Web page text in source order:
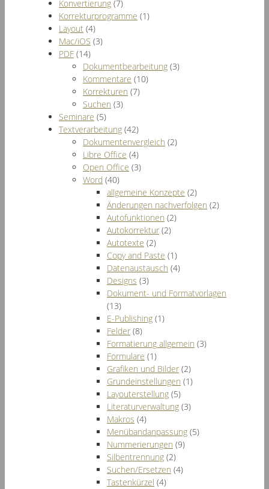
Konvertierung (7)
Korrekturprogramme (1)
Layout (4)
Mac/iOS (3)
PDF (14)
Dokumentbearbeitung (3)
Kommentare (10)
Korrekturen (7)
Suchen (3)
Seminare (5)
Textverarbeitung (42)
Dokumentenvergleich (2)
Libre Office (4)
Open Office (3)
Word (40)
allgemeine Konzepte (2)
Änderungen nachverfolgen (2)
Autofunktionen (2)
Autokorrektur (2)
Autotexte (2)
Copy and Paste (1)
Datenaustausch (4)
Designs (3)
Dokument- und Formatvorlagen
(13)
E-Publishing (1)
Felder (8)
Formatierung allgemein (3)
Formulare (1)
Grafiken und Bilder (2)
Grundeinstellungen (1)
Layouterstellung (5)
Literaturverwaltung (3)
Makros (4)
Menübandanpassung (5)
Nummerierungen (9)
Silbentrennung (2)
Suchen/Ersetzen (4)
Tastenkürzel (4)